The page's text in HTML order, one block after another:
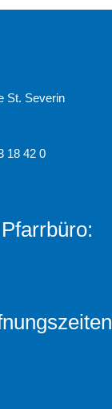
St. Severin
18 42 0